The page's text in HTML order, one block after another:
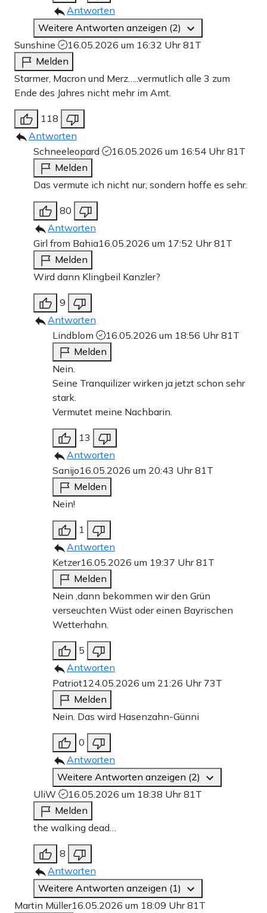
Antworten
Weitere Antworten anzeigen (2)
Sunshine
16.05.2026 um 16:32 Uhr81T
Melden
Starmer, Macron und Merz…..vermutlich alle 3 zum
Ende des Jahres nicht mehr im Amt.
118
Antworten
Schneeleopard
16.05.2026 um 16:54 Uhr81T
Melden
Das vermute ich nicht nur, sondern hoffe es sehr.
80
Antworten
Girl from Bahia16.05.2026 um 17:52 Uhr81T
Melden
Wird dann Klingbeil Kanzler?
9
Antworten
Lindblom
16.05.2026 um 18:56 Uhr81T
Melden
Nein.
Seine Tranquilizer wirken ja jetzt schon sehr
stark.
Vermutet meine Nachbarin.
13
Antworten
Sanijo16.05.2026 um 20:43 Uhr81T
Melden
Nein!
1
Antworten
Ketzer16.05.2026 um 19:37 Uhr81T
Melden
Nein ,dann bekommen wir den Grün
verseuchten Wüst oder einen Bayrischen
Wetterhahn.
5
Antworten
Patriot124.05.2026 um 21:26 Uhr 73T
Melden
Nein. Das wird Hasenzahn-Günni
0
Antworten
Weitere Antworten anzeigen (2)
UliW
16.05.2026 um 18:38 Uhr81T
Melden
the walking dead…
8
Antworten
Weitere Antworten anzeigen (1)
Martin Müller16.05.2026 um 18:09 Uhr81T